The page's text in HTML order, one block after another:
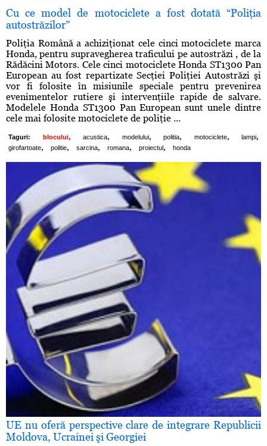
Cu ce model de motociclete a fost dotată “Poliţia
autostrăzilor”
Poliţia Română a achiziţionat cele cinci motociclete marca
Honda, pentru supravegherea traficului pe autostrăzi , de la
Rădăcini Motors. Cele cinci motociclete Honda ST1300 Pan
European au fost repartizate Secţiei Poliţiei Autostrăzi şi
vor fi folosite în misiunile speciale pentru prevenirea
evenimentelor rutiere şi intervenţiile rapide de salvare.
Modelele Honda ST1300 Pan European sunt unele dintre
cele mai folosite motociclete de poliţie ...
Taguri: blocului, acustica, modelului, politia, motociclete, lampi,
girofartoate, politie, sarcina, romana, proiectul , honda
UE nu oferă perspective clare de integrare Republicii
Moldova, Ucrainei şi Georgiei